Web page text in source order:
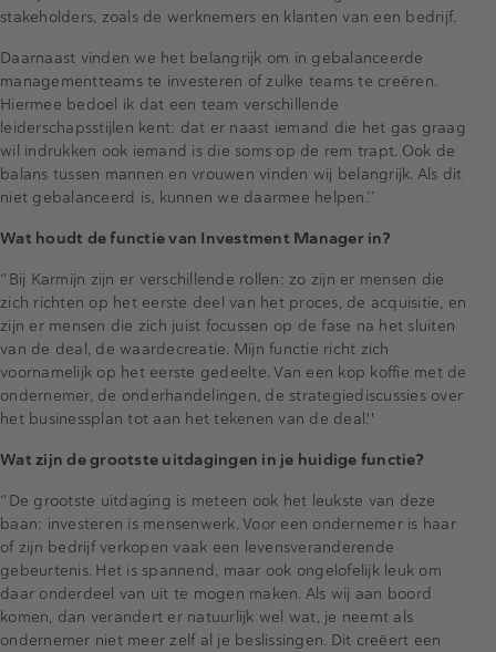
stakeholders, zoals de werknemers en klanten van een bedrijf.
Daarnaast vinden we het belangrijk om in gebalanceerde
managementteams te investeren of zulke teams te creëren.
Hiermee bedoel ik dat een team verschillende
leiderschapsstijlen kent: dat er naast iemand die het gas graag
wil indrukken ook iemand is die soms op de rem trapt. Ook de
balans tussen mannen en vrouwen vinden wij belangrijk. Als dit
niet gebalanceerd is, kunnen we daarmee helpen.’’
Wat houdt de functie van Investment Manager in?
‘’Bij Karmijn zijn er verschillende rollen: zo zijn er mensen die
zich richten op het eerste deel van het proces, de acquisitie, en
zijn er mensen die zich juist focussen op de fase na het sluiten
van de deal, de waardecreatie. Mijn functie richt zich
voornamelijk op het eerste gedeelte. Van een kop koffie met de
ondernemer, de onderhandelingen, de strategiediscussies over
het businessplan tot aan het tekenen van de deal.''
Wat zijn de grootste uitdagingen in je huidige functie?
‘’De grootste uitdaging is meteen ook het leukste van deze
baan: investeren is mensenwerk. Voor een ondernemer is haar
of zijn bedrijf verkopen vaak een levensveranderende
gebeurtenis. Het is spannend, maar ook ongelofelijk leuk om
daar onderdeel van uit te mogen maken. Als wij aan boord
komen, dan verandert er natuurlijk wel wat, je neemt als
ondernemer niet meer zelf al je beslissingen. Dit creëert een